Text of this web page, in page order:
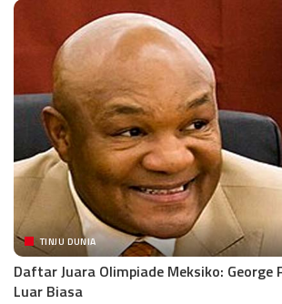
TINJU DUNIA
Daftar Juara Olimpiade Meksiko: George
Luar Biasa